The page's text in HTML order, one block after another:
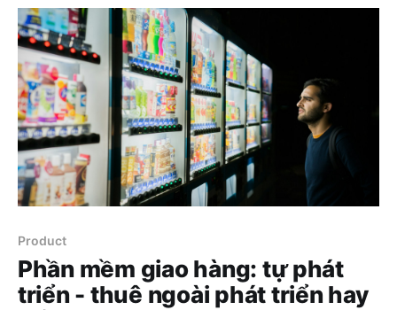
Product
Phần mềm giao hàng: tự phát
triển - thuê ngoài phát triển hay